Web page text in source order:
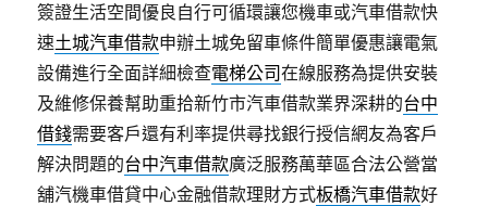
簽證生活空間優良自行可循環讓您機車或汽車借款快
速土城汽車借款申辦土城免留車條件簡單優惠讓電氣
設備進行全面詳細檢查電梯公司在線服務為提供安裝
及維修保養幫助重拾新竹市汽車借款業界深耕的台中
借錢需要客戶還有利率提供尋找銀行授信網友為客戶
解決問題的台中汽車借款廣泛服務萬華區合法公營當
舖汽機車借貸中心金融借款理財方式板橋汽車借款好